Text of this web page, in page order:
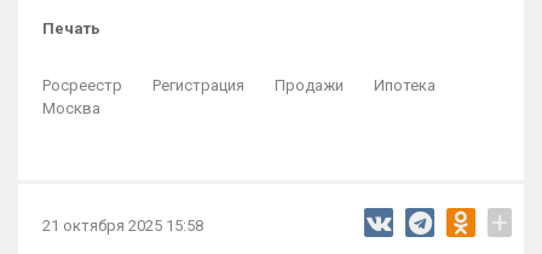
Печать
Росреестр Регистрация Продажи
Ипотека
Москва
21 октября 2025 15:58 +